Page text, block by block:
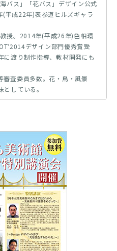
バス」「花バス」デザイン公式
平成22年)表参道ヒルズギャラ
授。2014年(平成26年)色相環
デザイン部門優秀賞受
に渡り制作指導、教材開発にも
審査委員多数。花・鳥・風景
している。